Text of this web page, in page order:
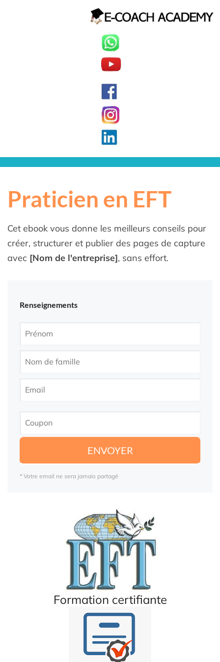
Praticien en EFT
Cet ebook vous donne les meilleurs conseils pour
créer, structurer et publier des pages de capture
avec [Nom de l'entreprise], sans effort.
Renseignements
ENVOYER
* Votre email ne sera jamais partagé
Formation certifiante